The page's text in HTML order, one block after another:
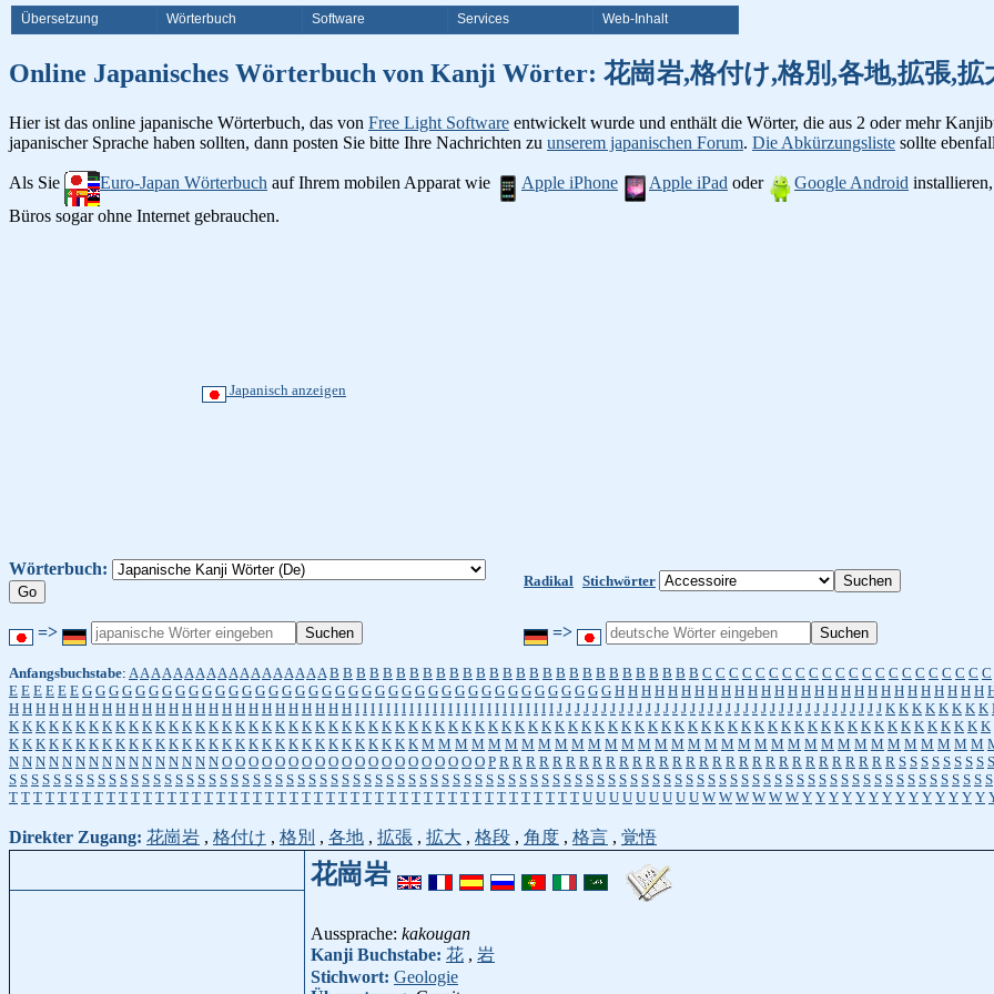
Übersetzung Wörterbuch Software Services Web-Inhalt
Online Japanisches Wörterbuch von Kanji Wörter: 花崗岩,格付け,格別,各地,拡張,
Hier ist das online japanische Wörterbuch, das von Free Light Software entwickelt wurde und enthält die Wörter, die aus 2 oder mehr
japanischer Sprache haben sollten, dann posten Sie bitte Ihre Nachrichten zu unserem japanischen Forum. Die Abkürzungsliste sollte
Als Sie Euro-Japan Wörterbuch auf Ihrem mobilen Apparat wie Apple iPhone Apple iPad oder Google Android
Büros sogar ohne Internet gebrauchen.
Japanisch anzeigen
Wörterbuch:
Radikal Stichwörter
=> =>
Anfangsbuchstabe: A A A A A A A A A A A A A A A A A A B B B B B B B B B B B B B B B B B B B B B B B B B B B B C C C C C C C C C C C C C C C C C C C C C C
E E E E E E G G G G G G G G G G G G G G G G G G G G G G G G G G G G G G G G G G G G G G G G H H H H H H H H H H H H H H H H H H H H H H H H H H H H
H H H H H H H H H H H H H H H H H H H H H H H H H H I I I I I I I I I I I I I I I I I I I I I I I I I I J J J J J J J J J J J J J J J J J J J J J J J J J J J J J J J J J J J J J K K K K K K K K
K K K K K K K K K K K K K K K K K K K K K K K K K K K K K K K K K K K K K K K K K K K K K K K K K K K K K K K K K K K K K K K K K K K K K K K K K K
K K K K K K K K K K K K K K K K K K K K K K K K K K K K K K K M M M M M M M M M M M M M M M M M M M M M M M M M M M M M M M M M M
N N N N N N N N N N N N N N N N O O O O O O O O O O O O O O O O O O O O P R R R R R R R R R R R R R R R R R R R R R R R R R R R R R R S S S S S S S S S
S S S S S S S S S S S S S S S S S S S S S S S S S S S S S S S S S S S S S S S S S S S S S S S S S S S S S S S S S S S S S S S S S S S S S S S S S S S S S S S S S S S S S S S S S
T T T T T T T T T T T T T T T T T T T T T T T T T T T T T T T T T T T T T T T T T T T T T T T U U U U U U U U U W W W W W W Y Y Y Y Y Y Y Y Y Y Y Y Y Y
Direkter Zugang: 花崗岩 , 格付け , 格別 , 各地 , 拡張 , 拡大 , 格段 , 角度 , 格言 , 覚悟
花崗岩
Aussprache: kakougan
Kanji Buchstabe: 花 , 岩
Stichwort: Geologie